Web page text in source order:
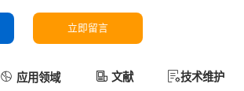
立即留言
应用领域 文献 技术维护